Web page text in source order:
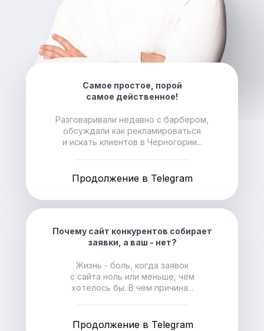
Самое простое, порой
самое действенное!
Разговаривали недавно с барбером,
обсуждали как рекламироваться
и искать клиентов в Черногории...
Продолжение в Telegram
Почему сайт конкурентов собирает
заявки, а ваш - нет?
Жизнь - боль, когда заявок
с сайта ноль или меньше, чем
хотелось бы. В чем причина...
Продолжение в Telegram